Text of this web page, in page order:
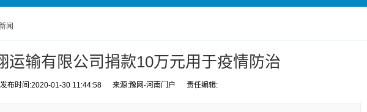
闻
运输有限公司捐款10万元用于疫情防治
发布时间:2020-01-30 11:44:58 来源:豫网-河南门户 责任编辑: